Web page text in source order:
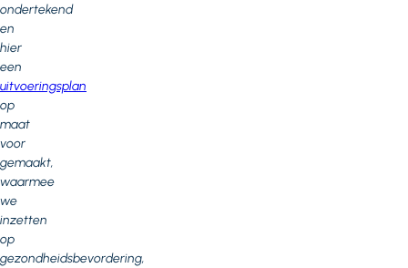
ondertekend
en
hier
een
uitvoeringsplan
op
maat
voor
gemaakt,
waarmee
we
inzetten
op
gezondheidsbevordering,